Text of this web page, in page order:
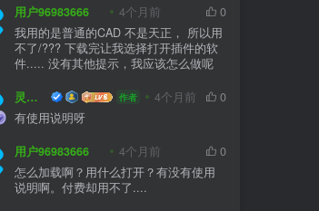
用户96983666 4个月前
0
我用的是普通的CAD 不是天正， 所以用
不了/??? 下载完让我选择打开插件的软
件..... 没有其他提示，我应该怎么做呢
灵感屋 作者 4个月前
0
有使用说明呀
用户96983666 4个月前
0
怎么加载啊？用什么打开？有没有使用
说明啊。付费却用不了....